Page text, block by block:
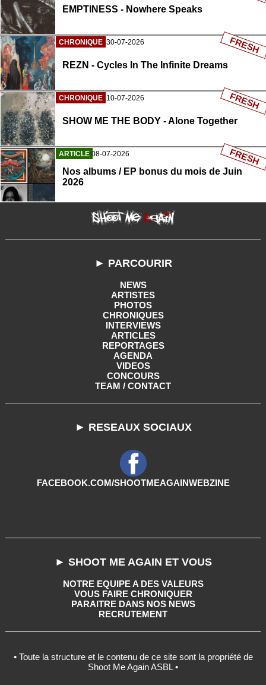
EMPTINESS - Nowhere Speaks
CHRONIQUE 30-07-2026
REZN - Cycles In The Infinite Dreams
FRESH
CHRONIQUE 10-07-2026
SHOW ME THE BODY - Alone Together
FRESH
ARTICLE 08-07-2026
Nos albums / EP bonus du mois de Juin
2026
FRESH
► PARCOURIR
NEWS
ARTISTES
PHOTOS
CHRONIQUES
INTERVIEWS
ARTICLES
REPORTAGES
AGENDA
VIDEOS
CONCOURS
TEAM / CONTACT
► RESEAUX SOCIAUX
FACEBOOK.COM/SHOOTMEAGAINWEBZINE
► SHOOT ME AGAIN ET VOUS
NOTRE EQUIPE A DES VALEURS
VOUS FAIRE CHRONIQUER
PARAITRE DANS NOS NEWS
RECRUTEMENT
• Toute la structure et le contenu de ce site sont la propriété de
Shoot Me Again ASBL •